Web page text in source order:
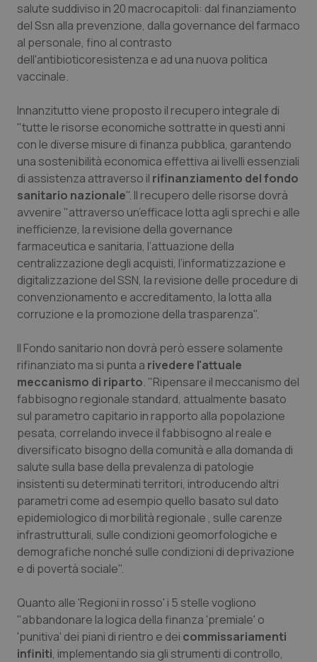
Lazio
Liguria
Lombardia
Marche
Molise
Piemonte
Provincia Autonoma di Bolzano
Provincia Autonoma di Trento
Puglia
Sardegna
Sicilia
Toscana
Umbria
Valle D’Aosta
Veneto
Diabete & glucometri
Disturbi dell’umore
Dolore
Donna & Salute
Epatiti
HIV
Infezioni & Febbre
Ipertensione & Scompenso
Malattie rare
Malattia di Crohn & Rettocolite Ulcerosa
Neuroscienze & patologie neurodegenerative
Obesità
Oftalmologia
Oncodermatologia
Oncoematologia
Oncologia & Nutrizione
Psoriasi & pelle
Quotidiano Cardiologia
salute suddiviso in 20 macrocapitoli: dal finanziamento
del Ssn alla prevenzione, dalla governance del farmaco
al personale, fino al contrasto
dell'antibioticoresistenza e ad una nuova politica
vaccinale.
Innanzitutto viene proposto il recupero integrale di
"tutte le risorse economiche sottratte in questi anni
con le diverse misure di finanza pubblica, garantendo
una sostenibilità economica effettiva ai livelli essenziali
di assistenza attraverso il rifinanziamento del fondo
sanitario nazionale". Il recupero delle risorse dovrà
avvenire "attraverso un’efficace lotta agli sprechi e alle
inefficienze, la revisione della governance
farmaceutica e sanitaria, l’attuazione della
centralizzazione degli acquisti, l’informatizzazione e
digitalizzazione del SSN, la revisione delle procedure di
convenzionamento e accreditamento, la lotta alla
corruzione e la promozione della trasparenza".
Il Fondo sanitario non dovrà però essere solamente
rifinanziato ma si punta a rivedere l'attuale
meccanismo di riparto. "Ripensare il meccanismo del
fabbisogno regionale standard, attualmente basato
sul parametro capitario in rapporto alla popolazione
pesata, correlando invece il fabbisogno al reale e
diversificato bisogno della comunità e alla domanda di
salute sulla base della prevalenza di patologie
insistenti su determinati territori, introducendo altri
parametri come ad esempio quello basato sul dato
epidemiologico di morbilità regionale , sulle carenze
infrastrutturali, sulle condizioni geomorfologiche e
demografiche nonché sulle condizioni di deprivazione
e di povertà sociale".
Quanto alle 'Regioni in rosso' i 5 stelle vogliono
"abbandonare la logica della finanza 'premiale' o
'punitiva' dei piani di rientro e dei commissariamenti
infiniti, implementando sia gli strumenti di controllo,